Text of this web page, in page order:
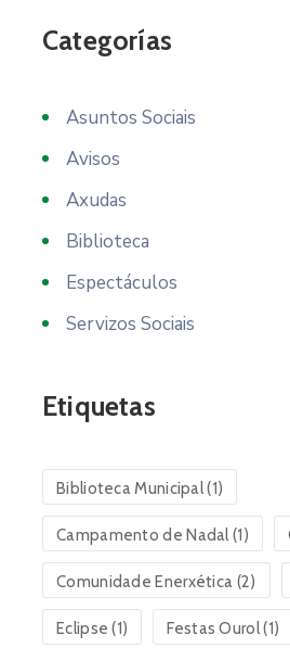
Categorías
Asuntos Sociais
Avisos
Axudas
Biblioteca
Espectáculos
Servizos Sociais
Etiquetas
Biblioteca Municipal(1)
Campamento de Nadal(1)
Comunidade Enerxética (2)
Eclipse (1) Festas Ourol(1)